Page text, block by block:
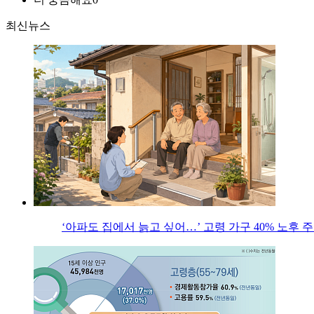
최신뉴스
‘아파도 집에서 늙고 싶어…’ 고령 가구 40% 노후